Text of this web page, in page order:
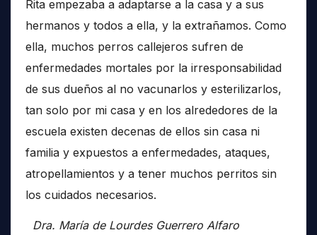
Rita empezaba a adaptarse a la casa y a sus
hermanos y todos a ella, y la extrañamos. Como
ella, muchos perros callejeros sufren de
enfermedades mortales por la irresponsabilidad
de sus dueños al no vacunarlos y esterilizarlos,
tan solo por mi casa y en los alrededores de la
escuela existen decenas de ellos sin casa ni
familia y expuestos a enfermedades, ataques,
atropellamientos y a tener muchos perritos sin
los cuidados necesarios.
Dra. María de Lourdes Guerrero Alfaro